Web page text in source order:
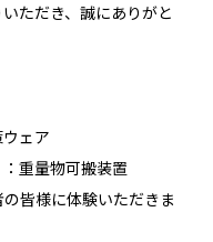
ただき、誠にありがと
ウェア
：重量物可搬装置
皆様に体験いただきま